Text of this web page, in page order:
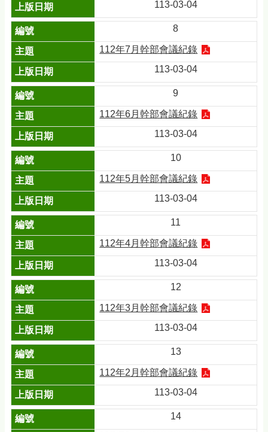
113-03-04
8
112年7月幹部會議紀錄
113-03-04
9
112年6月幹部會議紀錄
113-03-04
10
112年5月幹部會議紀錄
113-03-04
11
112年4月幹部會議紀錄
113-03-04
12
112年3月幹部會議紀錄
113-03-04
13
112年2月幹部會議紀錄
113-03-04
14